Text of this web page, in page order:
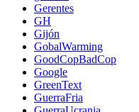
Gerentes
GH
Gijón
GobalWarming
GoodCopBadCop
Google
GreenText
GuerraFria